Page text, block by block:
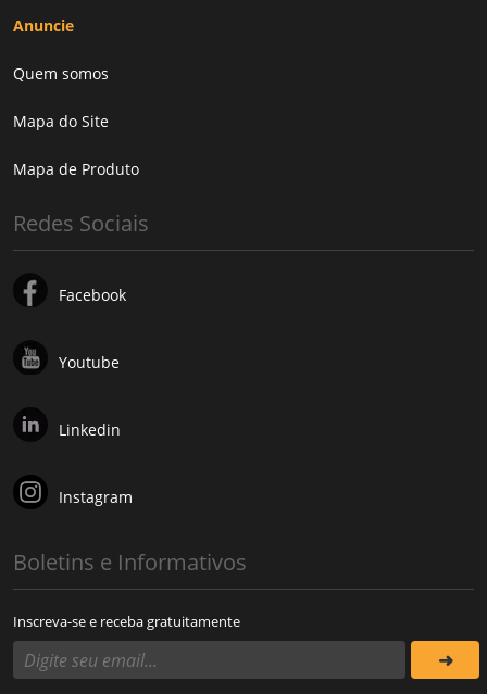
Anuncie
Quem somos
Mapa do Site
Mapa de Produto
Redes Sociais
Facebook
Youtube
Linkedin
Instagram
Boletins e Informativos
Inscreva-se e receba gratuitamente